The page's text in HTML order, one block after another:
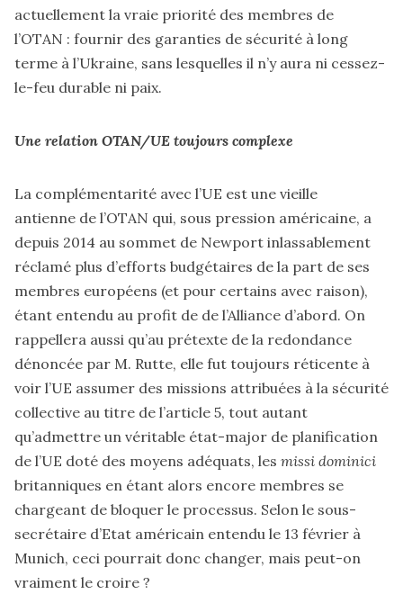
actuellement la vraie priorité des membres de
l’OTAN : fournir des garanties de sécurité à long
terme à l’Ukraine, sans lesquelles il n’y aura ni cessez-
le-feu durable ni paix.
Une relation OTAN/UE toujours complexe
La complémentarité avec l’UE est une vieille
antienne de l’OTAN qui, sous pression américaine, a
depuis 2014 au sommet de Newport inlassablement
réclamé plus d’efforts budgétaires de la part de ses
membres européens (et pour certains avec raison),
étant entendu au profit de de l’Alliance d’abord. On
rappellera aussi qu’au prétexte de la redondance
dénoncée par M. Rutte, elle fut toujours réticente à
voir l’UE assumer des missions attribuées à la sécurité
collective au titre de l’article 5, tout autant
qu’admettre un véritable état-major de planification
de l’UE doté des moyens adéquats, les missi dominici
britanniques en étant alors encore membres se
chargeant de bloquer le processus. Selon le sous-
secrétaire d’Etat américain entendu le 13 février à
Munich, ceci pourrait donc changer, mais peut-on
vraiment le croire ?